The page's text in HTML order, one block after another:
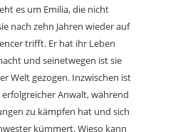
es um Emilia, die nicht
nach zehn Jahren wieder auf
trifft. Er hat ihr Leben
und seinetwegen ist sie
Welt gezogen. Inzwischen ist
Anwalt, während
zu kämpfen hat und sich
kümmert. Wieso kann